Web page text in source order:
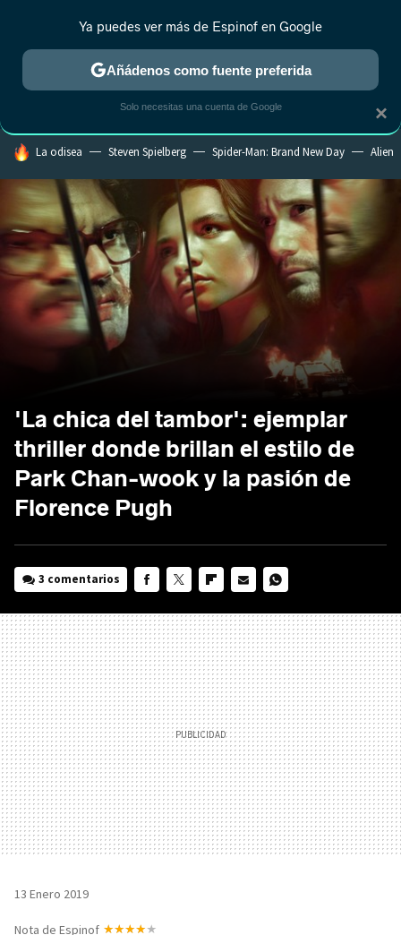
ESTRENOS REALITY ANIME RANKINGS CINE
HOY SE HABLA DE
La odisea Steven Spielberg Spider-Man: Brand New Day Alien
'La chica del tambor': ejemplar
thriller donde brillan el estilo de
Park Chan-wook y la pasión de
Florence Pugh
3 comentarios
MAIL
13 Enero 2019
Nota de Espinof
×
Ya puedes ver más de Espinof en Google
Añádenos como fuente preferida
Solo necesitas una cuenta de Google